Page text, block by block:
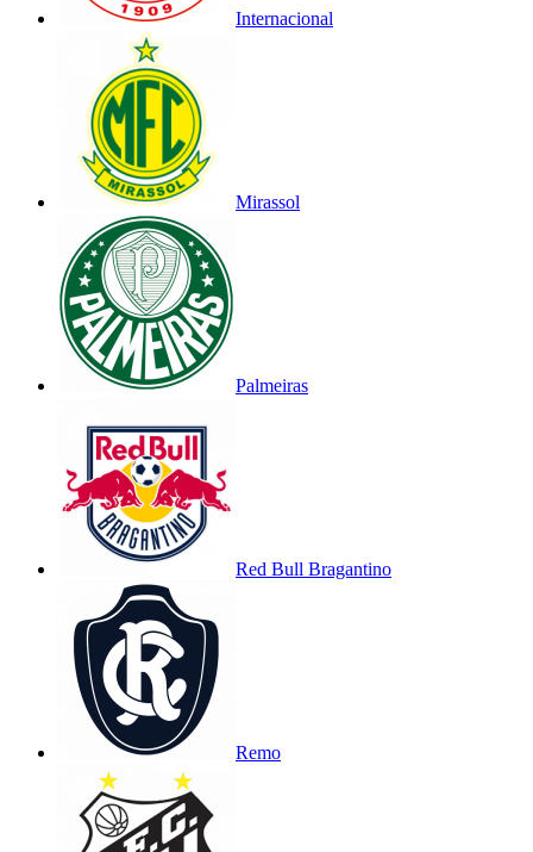
Internacional
Mirassol
Palmeiras
Red Bull Bragantino
Remo